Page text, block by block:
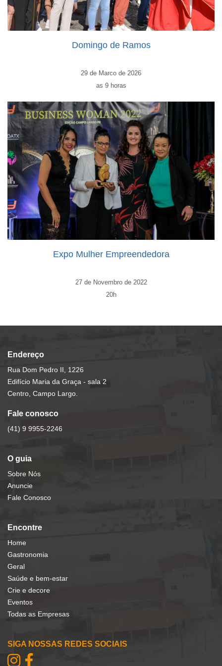
Domingo de Ramos
29 de Marco de 2026
as 9 horas
Expo Mulher Empreendedora
27 de Novembro de 2022
20h
Endereço
Rua Dom Pedro II, 1226
Edifício Maria da Graça - sala 2
Centro, Campo Largo.
Fale conosco
(41) 9 9955-2246
O guia
Sobre Nós
Anuncie
Fale Conosco
Encontre
Home
Gastronomia
Geral
Saúde e bem-estar
Crie e decore
Eventos
Todas as Empresas
SIGA NOSSAS REDES SOCIAIS